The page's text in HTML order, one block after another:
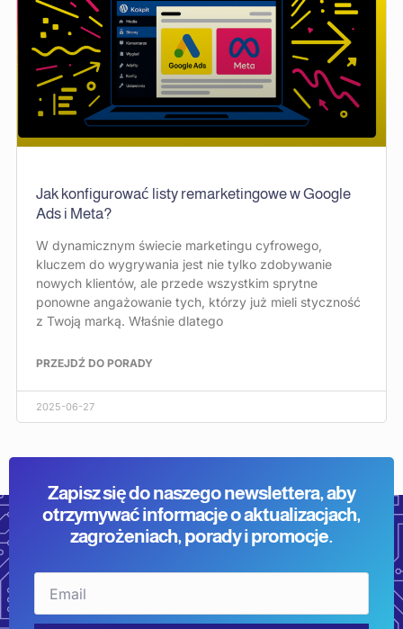
Jak konfigurować listy remarketingowe w Google
Ads i Meta?
W dynamicznym świecie marketingu cyfrowego,
kluczem do wygrywania jest nie tylko zdobywanie
nowych klientów, ale przede wszystkim sprytne
ponowne angażowanie tych, którzy już mieli styczność
z Twoją marką. Właśnie dlatego
PRZEJDŹ DO PORADY
2025-06-27
Zapisz się do naszego newslettera, aby
otrzymywać informacje o aktualizacjach,
zagrożeniach, porady i promocje.